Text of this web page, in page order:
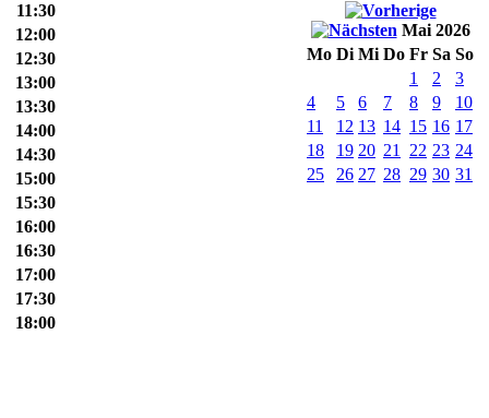
11:30
12:00
12:30
13:00
13:30
14:00
14:30
15:00
15:30
16:00
16:30
17:00
17:30
18:00
Mai 2026
Mo Di Mi Do Fr Sa So
1
2
3
4
5 6 7 8 9
10
11
12 13 14 15 16 17
18
19 20 21 22 23 24
25
26 27 28 29 30 31